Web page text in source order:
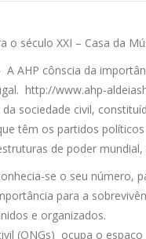
o século XXI – Casa da
A AHP cônscia da
http://www.ahp-
sociedade civil,
têm os partidos
de poder
se o seu número,
para a
e organizados.
(ONGs) ocupa o